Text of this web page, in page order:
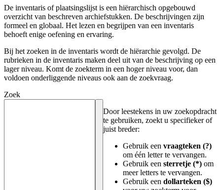
De inventaris of plaatsingslijst is een hiërarchisch opgebouwd
overzicht van beschreven archiefstukken. De beschrijvingen zijn
formeel en globaal. Het lezen en begrijpen van een inventaris
behoeft enige oefening en ervaring.
Bij het zoeken in de inventaris wordt de hiërarchie gevolgd. De
rubrieken in de inventaris maken deel uit van de beschrijving op een
lager niveau. Komt de zoekterm in een hoger niveau voor, dan
voldoen onderliggende niveaus ook aan de zoekvraag.
Zoek
Door leestekens in uw zoekopdracht
te gebruiken, zoekt u specifieker of
juist breder:
Gebruik een vraagteken (?)
om één letter te vervangen.
Gebruik een sterretje (*) om
meer letters te vervangen.
Gebruik een dollarteken ($)